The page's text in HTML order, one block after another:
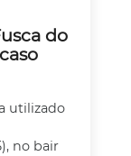
do
utilizado
no bair